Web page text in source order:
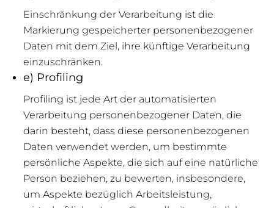
Einschränkung der Verarbeitung ist die
Markierung gespeicherter personenbezogener
Daten mit dem Ziel, ihre künftige Verarbeitung
einzuschränken.
e) Profiling
Profiling ist jede Art der automatisierten
Verarbeitung personenbezogener Daten, die
darin besteht, dass diese personenbezogenen
Daten verwendet werden, um bestimmte
persönliche Aspekte, die sich auf eine natürliche
Person beziehen, zu bewerten, insbesondere,
um Aspekte bezüglich Arbeitsleistung,